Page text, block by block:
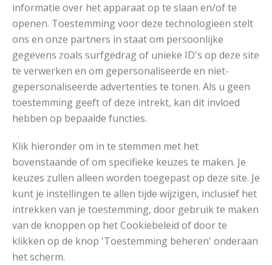
informatie over het apparaat op te slaan en/of te
openen. Toestemming voor deze technologieën stelt
ons en onze partners in staat om persoonlijke
gegevens zoals surfgedrag of unieke ID's op deze site
te verwerken en om gepersonaliseerde en niet-
gepersonaliseerde advertenties te tonen. Als u geen
toestemming geeft of deze intrekt, kan dit invloed
hebben op bepaalde functies.
Klik hieronder om in te stemmen met het
bovenstaande of om specifieke keuzes te maken. Je
keuzes zullen alleen worden toegepast op deze site. Je
kunt je instellingen te allen tijde wijzigen, inclusief het
intrekken van je toestemming, door gebruik te maken
van de knoppen op het Cookiebeleid of door te
klikken op de knop 'Toestemming beheren' onderaan
het scherm.
MOOIE DIKGESTREEPTE SOKKEN BREIEN VAN DURABLE GAREN